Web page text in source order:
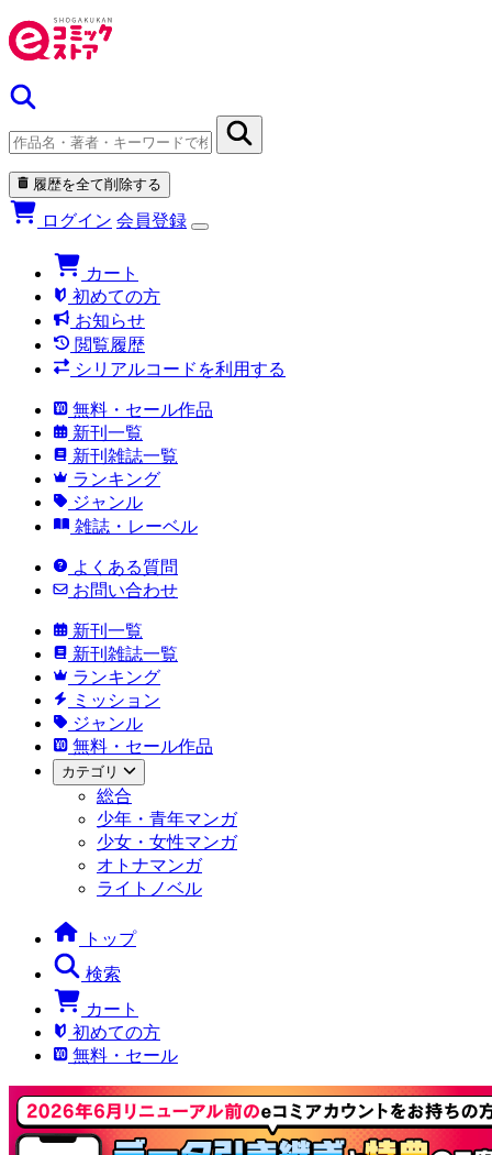
履歴を全て削除する
ログイン 会員登録
カート
初めての方
お知らせ
閲覧履歴
シリアルコードを利用する
無料・セール作品
新刊一覧
新刊雑誌一覧
ランキング
ジャンル
雑誌・レーベル
よくある質問
お問い合わせ
新刊一覧
新刊雑誌一覧
ランキング
ミッション
ジャンル
無料・セール作品
カテゴリ
総合
少年・青年マンガ
少女・女性マンガ
オトナマンガ
ライトノベル
トップ
検索
カート
初めての方
無料・セール